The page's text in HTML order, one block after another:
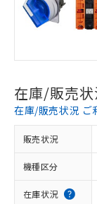
在庫/販売
在庫/販売状況 ご
販売状況
機種区分
在庫状況